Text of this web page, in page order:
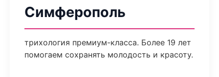
Симферополь
трихология премиум-класса. Более 19 лет
помогаем сохранять молодость и красоту.